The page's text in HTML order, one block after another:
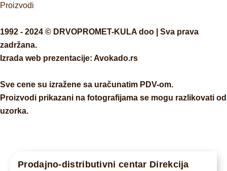
Proizvodi
1992 - 2024 © DRVOPROMET-KULA doo | Sva prava
zadržana.
Izrada web prezentacije: Avokado.rs
Sve cene su izražene sa uračunatim PDV-om.
Proizvodi prikazani na fotografijama se mogu razlikovati od
uzorka.
Prodajno-distributivni centar Direkcija